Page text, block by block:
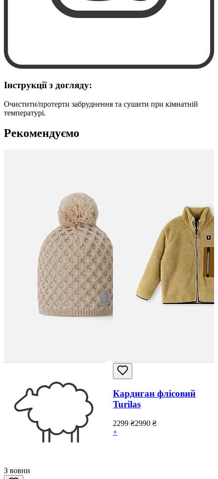
Інструкції з догляду:
Очистити/протерти забруднення та сушити при кімнатній
температурі.
Рекомендуємо
З вовни
Кардиган флісовий
Turilas
2299 ₴2990 ₴
+